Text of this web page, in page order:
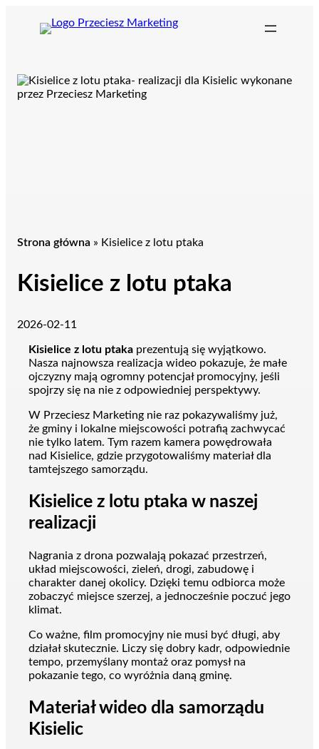
Strona główna » Kisielice z lotu ptaka
Kisielice z lotu ptaka
2026-02-11
Kisielice z lotu ptaka prezentują się wyjątkowo.
Nasza najnowsza realizacja wideo pokazuje, że małe
ojczyzny mają ogromny potencjał promocyjny, jeśli
spojrzy się na nie z odpowiedniej perspektywy.
W Przeciesz Marketing nie raz pokazywaliśmy już,
że gminy i lokalne miejscowości potrafią zachwycać
nie tylko latem. Tym razem kamera powędrowała
nad Kisielice, gdzie przygotowaliśmy materiał dla
tamtejszego samorządu.
Kisielice z lotu ptaka w naszej
realizacji
Nagrania z drona pozwalają pokazać przestrzeń,
układ miejscowości, zieleń, drogi, zabudowę i
charakter danej okolicy. Dzięki temu odbiorca może
zobaczyć miejsce szerzej, a jednocześnie poczuć jego
klimat.
Co ważne, film promocyjny nie musi być długi, aby
działał skutecznie. Liczy się dobry kadr, odpowiednie
tempo, przemyślany montaż oraz pomysł na
pokazanie tego, co wyróżnia daną gminę.
Materiał wideo dla samorządu
Kisielic